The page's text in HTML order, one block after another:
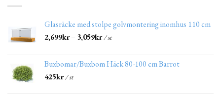
Glasräcke med stolpe golvmontering inomhus 110 cm
2,699kr– 3,059kr/ st
Buxbomar/Buxbom Häck 80-100 cm Barrot
425kr/ st